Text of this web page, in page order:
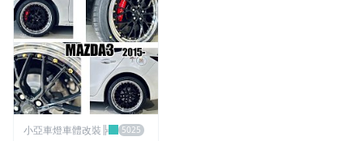
進氣套件 進氣系統 全系列
其它
小亞車燈車體改裝╠